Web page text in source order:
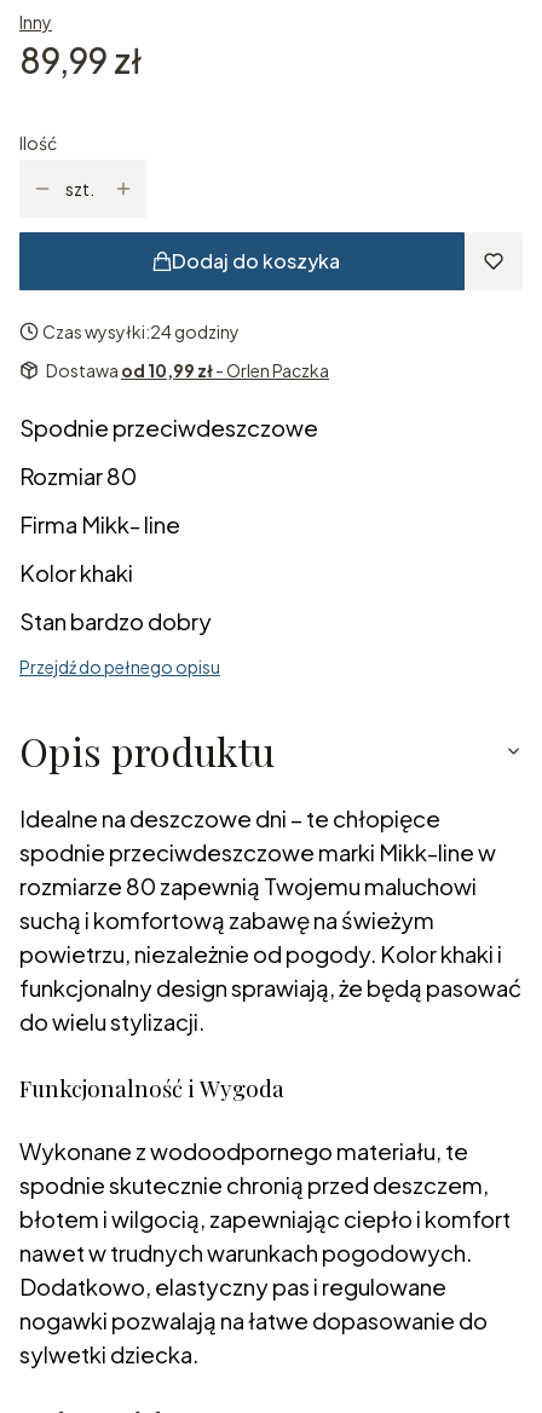
Inny
Cena
89,99 zł
Ilość
szt.
Dodaj do koszyka
Czas wysyłki:24 godziny
Dostawa od 10,99 zł- Orlen Paczka
Spodnie przeciwdeszczowe
Rozmiar 80
Firma Mikk- line
Kolor khaki
Stan bardzo dobry
Przejdź do pełnego opisu
Opis produktu
Idealne na deszczowe dni – te chłopięce
spodnie przeciwdeszczowe marki Mikk-line w
rozmiarze 80 zapewnią Twojemu maluchowi
suchą i komfortową zabawę na świeżym
powietrzu, niezależnie od pogody. Kolor khaki i
funkcjonalny design sprawiają, że będą pasować
do wielu stylizacji.
Funkcjonalność i Wygoda
Wykonane z wodoodpornego materiału, te
spodnie skutecznie chronią przed deszczem,
błotem i wilgocią, zapewniając ciepło i komfort
nawet w trudnych warunkach pogodowych.
Dodatkowo, elastyczny pas i regulowane
nogawki pozwalają na łatwe dopasowanie do
sylwetki dziecka.